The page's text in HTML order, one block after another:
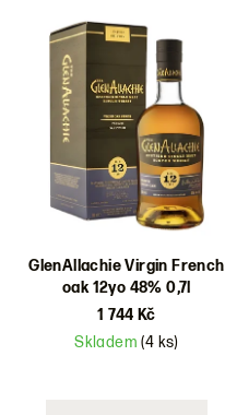
GlenAllachie Virgin French
oak 12yo 48% 0,7l
1 744 Kč
Skladem(4 ks)